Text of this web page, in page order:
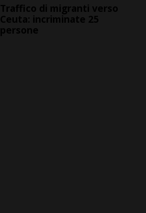
Traffico di migranti verso
Ceuta: incriminate 25
persone